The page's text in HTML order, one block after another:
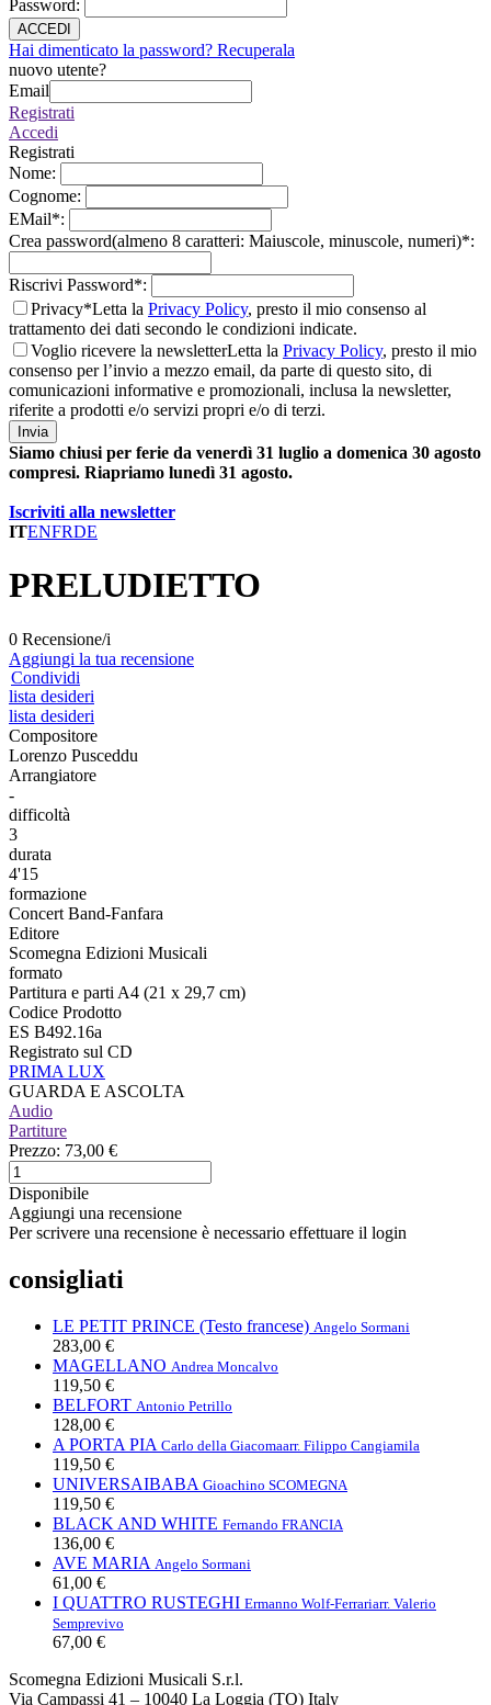
Password:
ACCEDI
Hai dimenticato la password? Recuperala
nuovo utente?
Email
Registrati
Accedi
Registrati
Nome:
Cognome:
EMail*:
Crea password(almeno 8 caratteri: Maiuscole, minuscole, numeri)*:
Riscrivi Password*:
Privacy*Letta la Privacy Policy, presto il mio consenso al
trattamento dei dati secondo le condizioni indicate.
Voglio ricevere la newsletterLetta la Privacy Policy, presto il mio
consenso per l’invio a mezzo email, da parte di questo sito, di
comunicazioni informative e promozionali, inclusa la newsletter,
riferite a prodotti e/o servizi propri e/o di terzi.
Invia
Siamo chiusi per ferie da venerdì 31 luglio a domenica 30 agosto
compresi. Riapriamo lunedì 31 agosto.
Iscriviti alla newsletter
ITENFRDE
PRELUDIETTO
0 Recensione/i
Aggiungi la tua recensione
Condividi
lista desideri
lista desideri
Compositore
Lorenzo Pusceddu
Arrangiatore
-
difficoltà
3
durata
4'15
formazione
Concert Band-Fanfara
Editore
Scomegna Edizioni Musicali
formato
Partitura e parti A4 (21 x 29,7 cm)
Codice Prodotto
ES B492.16a
Registrato sul CD
PRIMA LUX
GUARDA E ASCOLTA
Audio
Partiture
Prezzo: 73,00 €
Disponibile
Aggiungi una recensione
Per scrivere una recensione è necessario effettuare il login
consigliati
LE PETIT PRINCE (Testo francese) Angelo Sormani
283,00 €
MAGELLANO Andrea Moncalvo
119,50 €
BELFORT Antonio Petrillo
128,00 €
A PORTA PIA Carlo della Giacomaarr. Filippo Cangiamila
119,50 €
UNIVERSAIBABA Gioachino SCOMEGNA
119,50 €
BLACK AND WHITE Fernando FRANCIA
136,00 €
AVE MARIA Angelo Sormani
61,00 €
I QUATTRO RUSTEGHI Ermanno Wolf-Ferrariarr. Valerio
Semprevivo
67,00 €
Scomegna Edizioni Musicali S.r.l.
Via Campassi 41 – 10040 La Loggia (TO) Italy